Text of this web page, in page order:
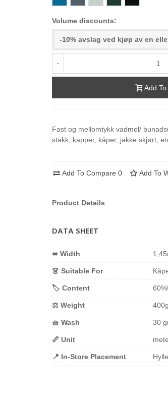
Black
Volume discounts:
-10% avslag ved kjøp av en
-
Add
Fast og mellomtykk vadmel/
stakk, kapper, kåper, jakke skjørt,
Add To Compare 0 Add To
Product Details
DATA SHEET
⬌ Width
👗 Suitable For
🏷️ Content
⚖️ Weight
🧺 Wash 30
📏 Unit
📍 In-Store Placement